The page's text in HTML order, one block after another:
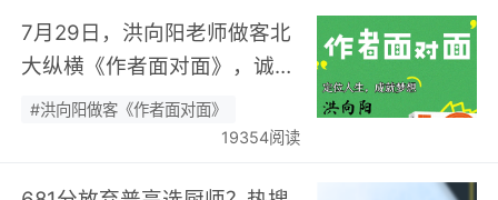
7月29日，洪向阳老师做客北
大纵横《作者面对面》，诚邀
您现场相聚！…
#洪向阳做客《作者面对面》
19354阅读